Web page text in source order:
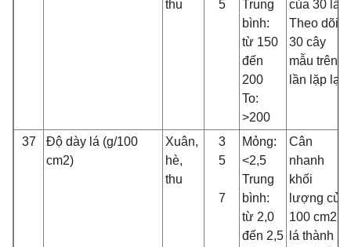
thu 5
Trung
bình:
từ 150
đến
200
To:
>200
của 30 lá.
Theo dõi
30 cây
mẫu trên 3
lần lặp lại
37
Độ dày lá (g/100
cm2)
Xuân,
hè,
thu
3
5
7
Mỏng:
<2,5
Trung
bình:
từ 2,0
đến 2,5
Cân
nhanh
khối
lượng của
100 cm2
lá thành